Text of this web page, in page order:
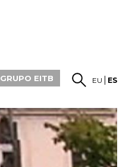
GRUPO EITB EU ES